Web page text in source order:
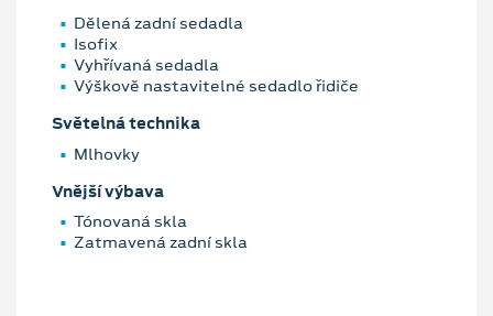
Dělená zadní sedadla
Isofix
Vyhřívaná sedadla
Výškově nastavitelné sedadlo řidiče
Světelná technika
Mlhovky
Vnější výbava
Tónovaná skla
Zatmavená zadní skla